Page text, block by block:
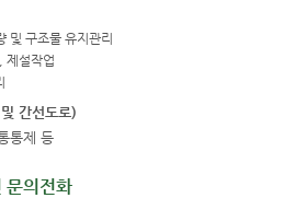
및 구조물 유지관리
제설작업
간선도로)
통제 등
문의전화